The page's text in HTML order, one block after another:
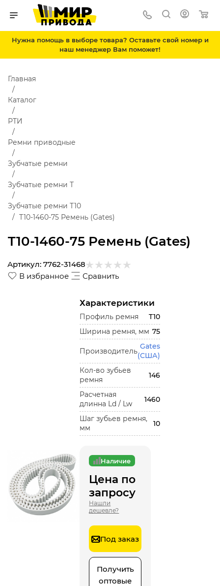
Нужна помощь в выборе товара? Оставьте свой номер и
наш менеджер Вам поможет!
T10-1460-75 Ремень (Gates)
Главная
Каталог
РТИ
Ремни приводные
Зубчатые ремни
Зубчатые ремни Т
Зубчатые ремни Т10
T10-1460-75 Ремень (Gates)
В избранное Сравнить
Артикул: 7762-31468
Характеристики
Профиль ремня
T10
Ширина ремня, мм 75
Производитель
Gates
(США)
Кол-во зубьев
ремня
146
Расчетная
длинна Ld / Lw
1460
Шаг зубьев ремня,
мм
10
Наличие
Цена по
запросу
Нашли
дешевле?
Под заказ
Получить
оптовые